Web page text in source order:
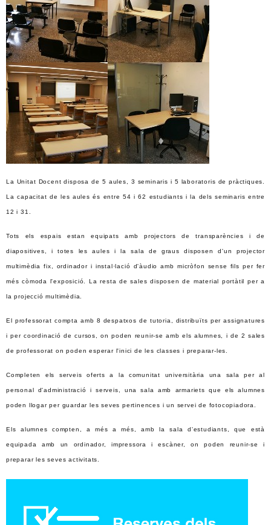
La Unitat Docent disposa de 5 aules, 3 seminaris i 5 laboratoris de pràctiques.
La capacitat de les aules és entre 54 i 62 estudiants i la dels seminaris entre
12 i 31.
Tots els espais estan equipats amb projectors de transparències i de
diapositives, i totes les aules i la sala de graus disposen d'un projector
multimèdia fix, ordinador i instal·lació d'àudio amb micròfon sense fils per fer
més còmoda l'exposició. La resta de sales disposen de material portàtil per a
la projecció multimèdia.
El professorat compta amb 8 despatxos de tutoria, distribuïts per assignatures
i per coordinació de cursos, on poden reunir-se amb els alumnes, i de 2 sales
de professorat on poden esperar l'inici de les classes i preparar-les.
Completen els serveis oferts a la comunitat universitària una sala per al
personal d'administració i serveis, una sala amb armariets que els alumnes
poden llogar per guardar les seves pertinences i un servei de fotocopiadora.
Els alumnes compten, a més a més, amb la sala d'estudiants, que està
equipada amb un ordinador, impressora i escàner, on poden reunir-se i
preparar les seves activitats.
Informació